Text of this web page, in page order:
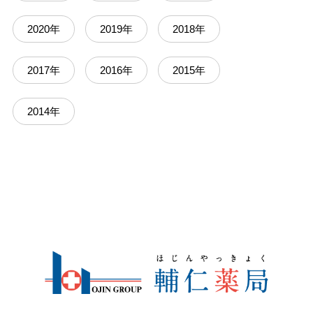
2020年 2019年 2018年
2017年 2016年 2015年
2014年